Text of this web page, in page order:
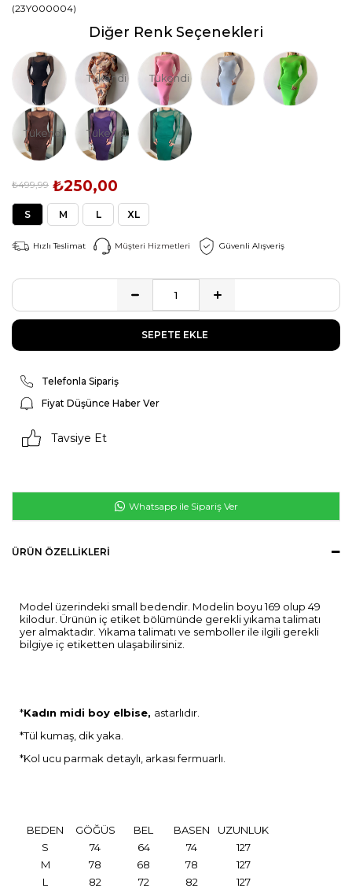
(23Y000004)
Diğer Renk Seçenekleri
Tükendi Tükendi
Tükendi Tükendi
₺499,99 ₺250,00
S M L XL
Hızlı Teslimat Müşteri Hizmetleri Güvenli Alışveriş
Telefonla Sipariş
Fiyat Düşünce Haber Ver
Tavsiye Et
Whatsapp ile Sipariş Ver
ÜRÜN ÖZELLIKLERI
Model üzerindeki small bedendir. Modelin boyu 169 olup 49
kilodur. Ürünün iç etiket bölümünde gerekli yıkama talimatı
yer almaktadır. Yıkama talimatı ve semboller ile ilgili gerekli
bilgiye iç etiketten ulaşabilirsiniz.
*Kadın midi boy elbise, astarlıdır.
*Tül kumaş, dik yaka.
*Kol ucu parmak detaylı, arkası fermuarlı.
BEDEN GÖĞÜS BEL BASEN
UZUNLUK
S
74 64 74
127
M
78 68 78
127
L
82 72 82 127